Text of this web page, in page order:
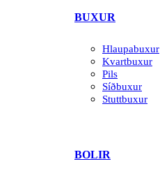
BUXUR
Hlaupabuxur
Kvartbuxur
Pils
Síðbuxur
Stuttbuxur
BOLIR